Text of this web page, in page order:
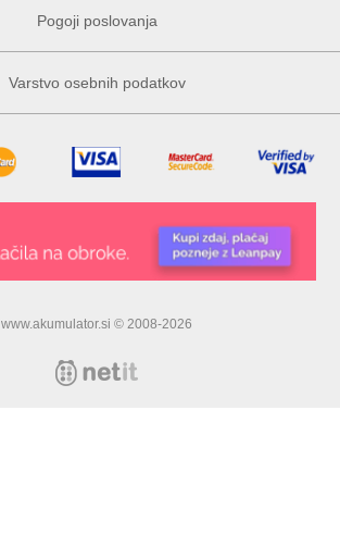
Pogoji poslovanja
Varstvo osebnih podatkov
www.akumulator.si © 2008-2026